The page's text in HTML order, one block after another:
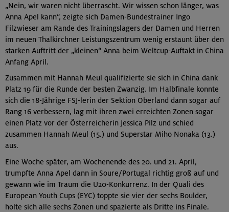
„Nein, wir waren nicht überrascht. Wir wissen schon länger, was
Anna Apel kann“, zeigte sich Damen-Bundestrainer Ingo
Filzwieser am Rande des Trainingslagers der Damen und Herren
im neuen Thalkirchner Leistungszentrum wenig erstaunt über den
starken Auftritt der „kleinen“ Anna beim Weltcup-Auftakt in China
Anfang April.
Zusammen mit Hannah Meul qualifizierte sie sich in China dank
Platz 19 für die Runde der besten Zwanzig. Im Halbfinale konnte
sich die 18-Jährige FSJ-lerin der Sektion Oberland dann sogar auf
Rang 16 verbessern, lag mit ihren zwei erreichten Zonen sogar
einen Platz vor der Österreicherin Jessica Pilz und schied
zusammen Hannah Meul (15.) und Superstar Miho Nonaka (13.)
aus.
Eine Woche später, am Wochenende des 20. und 21. April,
trumpfte Anna Apel dann in Soure/Portugal richtig groß auf und
gewann wie im Traum die U20-Konkurrenz. In der Quali des
European Youth Cups (EYC) toppte sie vier der sechs Boulder,
holte sich alle sechs Zonen und spazierte als Dritte ins Finale.